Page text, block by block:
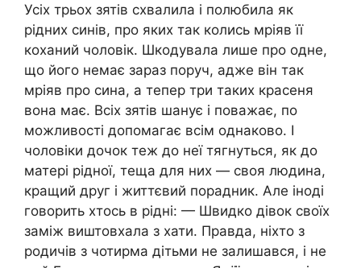
Усіх трьох зятів схвалила і полюбила як
рідних синів, про яких так колись мріяв її
коханий чоловік. Шкодувала лише про одне,
що його немає зараз поруч, адже він так
мріяв про сина, а тепер три таких красеня
вона має. Всіх зятів шанує і поважає, по
можливості допомагає всім однаково. І
чоловіки дочок теж до неї тягнуться, як до
матері рідної, теща для них — своя людина,
кращий друг і життєвий порадник. Але іноді
говорить хтось в рідні: — Швидко дівок своїх
заміж виштовхала з хати. Правда, ніхто з
родичів з чотирма дітьми не залишався, і не